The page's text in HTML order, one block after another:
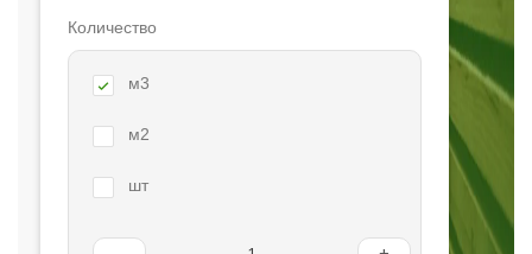
Количество
м3
м2
шт